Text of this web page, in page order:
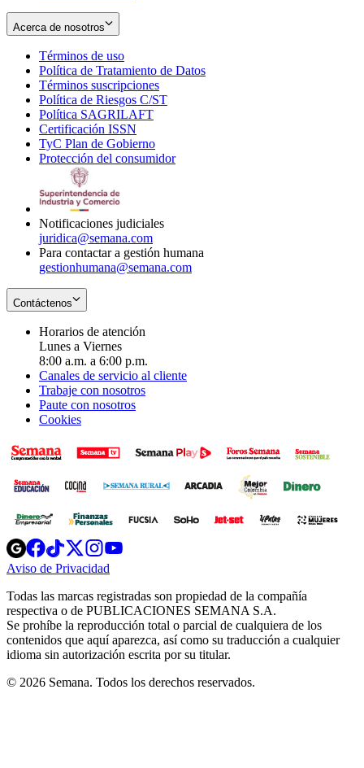
Acerca de nosotros
Términos de uso
in
new
window
Política de Tratamiento de Datos
Términos suscripciones
in
Política de Riesgos C/ST
Política SAGRILAFT
new
window
Certificación ISSN
in
new
TyC Plan de Gobierno
in
Protección del consumidorOpens
Notificaciones judiciales
juridica@semana.com
Para contactar a gestión humana
gestionhumana@semana.com
Contáctenos
Horarios de atención
Lunes a Viernes
8:00 a.m. a 6:00 p.m.
Canales de servicio al cliente
Trabaje con nosotros
Paute con nosotros
Cookies
Opens
in
new
Opens
in
new
Opens
in
new
window
Opens
new
windowwindow
Aviso de Privacidad
new
window
Todas las marcas registradas son propiedad de la compañía
respectiva o de PUBLICACIONES SEMANA S.A.
Se prohíbe la reproducción total o parcial de cualquiera de los
contenidos que aquí aparezca, así como su traducción a cualquier
idioma sin autorización escrita por su titular.
© 2026 Semana. Todos los derechos reservados.